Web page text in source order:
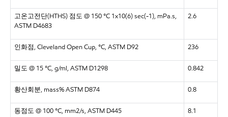
고온고전단(HTHS) 점도 @ 150 °C 1x10(6) sec(-1), mPa.s,
ASTM D4683
2.6
인화점, Cleveland Open Cup, °C, ASTM D92 236
밀도 @ 15 °C, g/ml, ASTM D1298 0.842
황산회분, mass% ASTM D874 0.8
동점도 @ 100 °C, mm2/s, ASTM D445 8.1